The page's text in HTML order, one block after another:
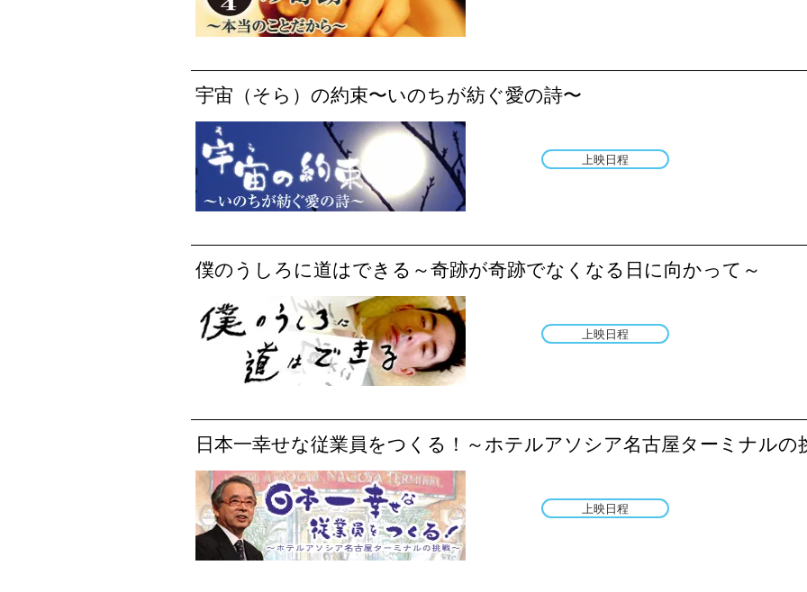
宇宙（そら）の約束〜いのちが紡ぐ愛の詩〜
上映日程
僕のうしろに道はできる～奇跡が奇跡でなくなる日に向かって～
上映日程
日本一幸せな従業員をつくる！～ホテルアソシア名古屋ターミナルの
上映日程